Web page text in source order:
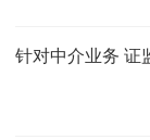
针对中介业务 证